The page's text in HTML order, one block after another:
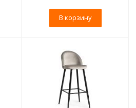
В корзину